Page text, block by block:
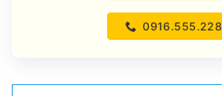
0916.555.228